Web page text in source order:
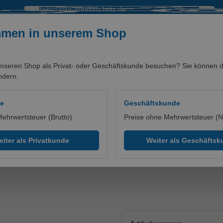
kontakt@asta-arbeitsschutz.de
in unserem Shop
Shop als Privat- oder Geschäftskunde besuchen? Sie können
(Brutto)
als Privatkunde
Geschäftskunde
Preise ohne Mehrwertsteuer
Weiter als
ESD 38 Steitz Secura